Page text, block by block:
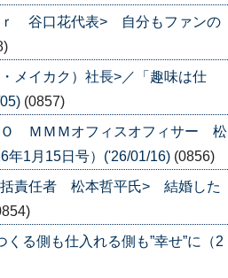
ｒ 谷口花代表> 自分もファンの
メイカク）社長>／「趣味は仕
(0857)
Ｏ ＭＭＭオフィスオフィサー 松
1月15日号）('26/01/16) (0856)
括責任者 松本哲平氏> 結婚した
る側も仕入れる側も”幸せ”に（2